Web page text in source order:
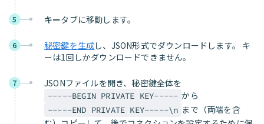
5 キータブに移動します。
6 秘密鍵を生成し、JSON形式でダウンロードします。 キ
ーは1回しかダウンロードできません。
7 JSONファイルを開き、秘密鍵全体を
-----BEGIN PRIVATE KEY----- から
-----END PRIVATE KEY-----\n まで（両端を含